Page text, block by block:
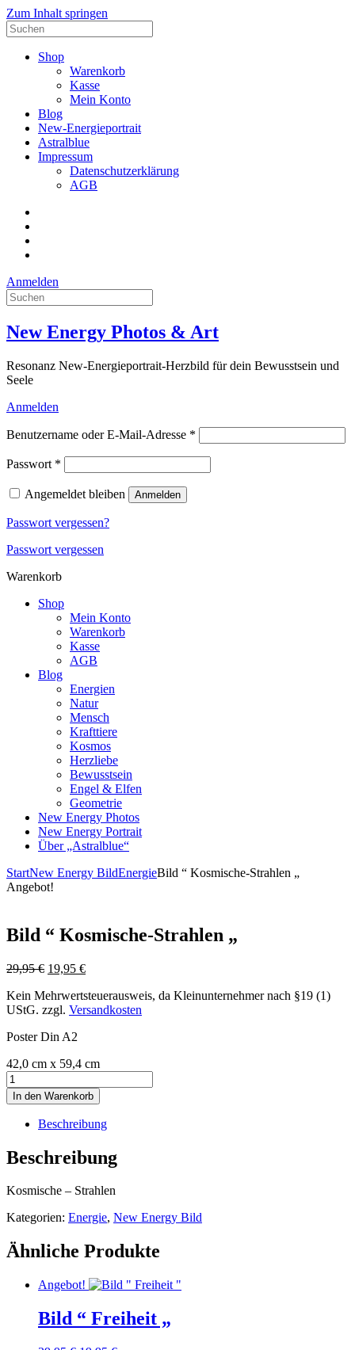
Zum Inhalt springen
Suche
nach:
Shop
Warenkorb
Kasse
Mein Konto
Blog
New-Energieportrait
Astralblue
Impressum
Datenschutzerklärung
AGB
Anmelden
Suche
nach:
New Energy Photos & Art
Resonanz New-Energieportrait-Herzbild für dein Bewusstsein und
Seele
Anmelden
Benutzername oder E-Mail-Adresse *
Passwort *
Angemeldet bleiben Anmelden
Passwort vergessen?
Passwort vergessen
Warenkorb
Shop
Mein Konto
Warenkorb
Kasse
AGB
Blog
Energien
Natur
Mensch
Krafttiere
Kosmos
Herzliebe
Bewusstsein
Engel & Elfen
Geometrie
New Energy Photos
New Energy Portrait
Über „Astralblue“
StartNew Energy BildEnergieBild “ Kosmische-Strahlen „
Angebot!
Bild “ Kosmische-Strahlen „
29,95€ Ursprünglicher
war:
29,95 €
19,95 €Aktueller
ist:
19,95 €.
Kein Mehrwertsteuerausweis, da Kleinunternehmer nach §19 (1)
UStG. zzgl. Versandkosten
Poster Din A2
42,0 cm x 59,4 cm
Bild
"
Kosmische-
Strahlen
Menge
In den Warenkorb
Beschreibung
Beschreibung
Kosmische – Strahlen
Kategorien: Energie, New Energy Bild
Ähnliche Produkte
Angebot!
Bild “ Freiheit „